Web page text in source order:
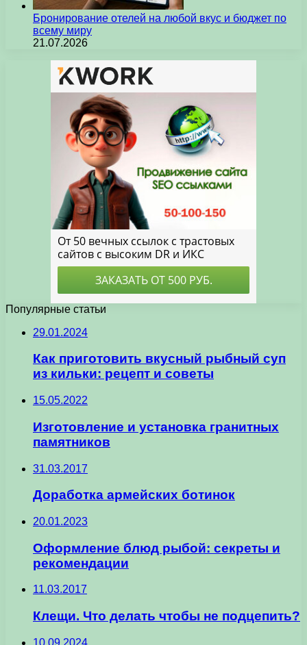
Бронирование отелей на любой вкус и бюджет по
всему миру
21.07.2026
Популярные статьи
29.01.2024
Как приготовить вкусный рыбный суп
из кильки: рецепт и советы
15.05.2022
Изготовление и установка гранитных
памятников
31.03.2017
Доработка армейских ботинок
20.01.2023
Оформление блюд рыбой: секреты и
рекомендации
11.03.2017
Клещи. Что делать чтобы не подцепить?
10.09.2024